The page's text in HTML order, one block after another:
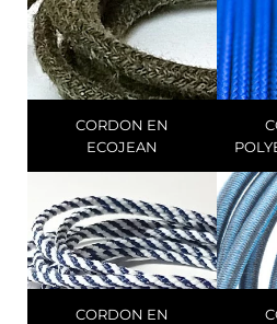
CORDON EN
ECOJEAN
CORDON EN